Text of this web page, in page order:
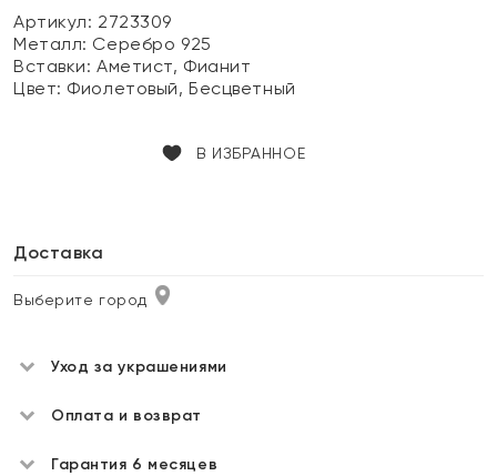
Артикул: 2723309
Металл: Серебро 925
Вставки:Аметист, Фианит
Цвет: Фиолетовый, Бесцветный
В ИЗБРАННОЕ
Доставка
Выберите город
Уход за украшениями
Оплата и возврат
Гарантия 6 месяцев